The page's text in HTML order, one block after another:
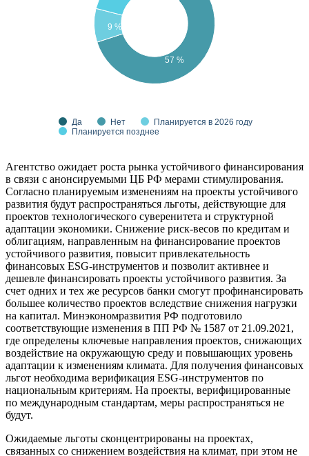
57 %
9 %
Да Нет
Планируется в 2026 году
Планируется позднее
Агентство ожидает роста рынка устойчивого финансирования
в связи с анонсируемыми ЦБ РФ мерами стимулирования.
Согласно планируемым изменениям на проекты устойчивого
развития будут распространяться льготы, действующие для
проектов технологического суверенитета и структурной
адаптации экономики. Снижение риск-весов по кредитам и
облигациям, направленным на финансирование проектов
устойчивого развития, повысит привлекательность
финансовых ESG-инструментов и позволит активнее и
дешевле финансировать проекты устойчивого развития. За
счет одних и тех же ресурсов банки смогут профинансировать
большее количество проектов вследствие снижения нагрузки
на капитал. Минэкономразвития РФ подготовило
соответствующие изменения в ПП РФ № 1587 от 21.09.2021,
где определены ключевые направления проектов, снижающих
воздействие на окружающую среду и повышающих уровень
адаптации к изменениям климата. Для получения финансовых
льгот необходима верификация ESG-инструментов по
национальным критериям. На проекты, верифицированные
по международным стандартам, меры распространяться не
будут.
Ожидаемые льготы сконцентрированы на проектах,
связанных со снижением воздействия на климат, при этом не